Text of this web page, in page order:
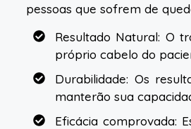
pessoas que sofrem de
Resultado Natural: O
próprio cabelo do
Durabilidade: Os
manterão sua
Eficácia comprovada: